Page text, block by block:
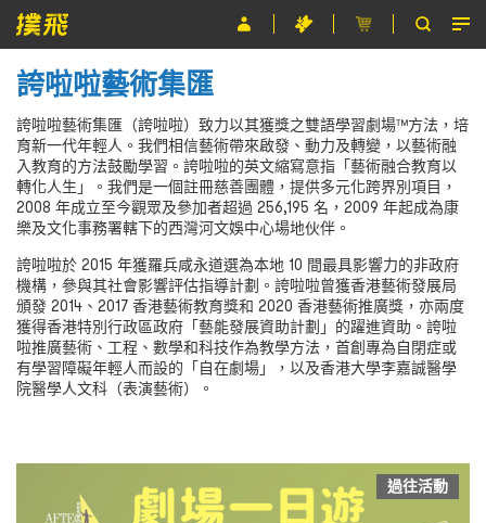
節目
主辦單位
關於撲飛
條款及細則
EN
誇啦啦藝術集匯
誇啦啦藝術集匯（誇啦啦）致力以其獲獎之雙語學習劇場™方法，培
育新一代年輕人。我們相信藝術帶來啟發、動力及轉變，以藝術融
入教育的方法鼓勵學習。誇啦啦的英文縮寫意指「藝術融合教育以
轉化人生」。我們是一個註冊慈善團體，提供多元化跨界別項目，
2008 年成立至今觀眾及參加者超過 256,195 名，2009 年起成為康
樂及文化事務署轄下的西灣河文娛中心場地伙伴。
誇啦啦於 2015 年獲羅兵咸永道選為本地 10 間最具影響力的非政府
機構，參與其社會影響評估指導計劃。誇啦啦曾獲香港藝術發展局
頒發 2014、2017 香港藝術教育獎和 2020 香港藝術推廣獎，亦兩度
獲得香港特別行政區政府「藝能發展資助計劃」的躍進資助。誇啦
啦推廣藝術、工程、數學和科技作為教學方法，首創專為自閉症或
有學習障礙年輕人而設的「自在劇場」，以及香港大學李嘉誠醫學
院醫學人文科（表演藝術）。
過往活動